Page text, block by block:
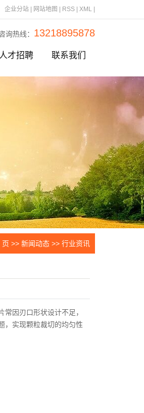
企业分站 网站地图 RSS XML
询热线： 13218895878
人才招聘 联系我们
页 >> 新闻动态 >> 行业资讯
因刃口形状设计不足，
，实现颗粒裁切的均匀性